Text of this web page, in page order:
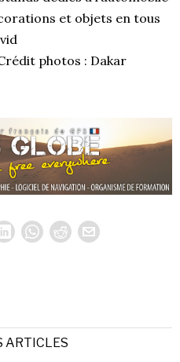
et objets en tous
photos : Dakar
ARTICLES